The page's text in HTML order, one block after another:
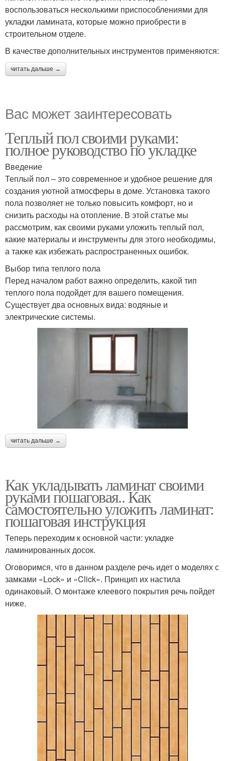
воспользоваться несколькими приспособлениями для
укладки ламината, которые можно приобрести в
строительном отделе.
В качестве дополнительных инструментов применяются:
читать дальше →
Вас может заинтересовать
Теплый пол своими руками:
полное руководство по укладке
Введение
Теплый пол – это современное и удобное решение для
создания уютной атмосферы в доме. Установка такого
пола позволяет не только повысить комфорт, но и
снизить расходы на отопление. В этой статье мы
рассмотрим, как своими руками уложить теплый пол,
какие материалы и инструменты для этого необходимы,
а также как избежать распространенных ошибок.
Выбор типа теплого пола
Перед началом работ важно определить, какой тип
теплого пола подойдет для вашего помещения.
Существует два основных вида: водяные и
электрические системы.
читать дальше →
Как укладывать ламинат своими
руками пошаговая.. Как
самостоятельно уложить ламинат:
пошаговая инструкция
Теперь переходим к основной части: укладке
ламинированных досок.
Оговоримся, что в данном разделе речь идет о моделях с
замками «Lock» и «Click». Принцип их настила
одинаковый. О монтаже клеевого покрытия речь пойдет
ниже.